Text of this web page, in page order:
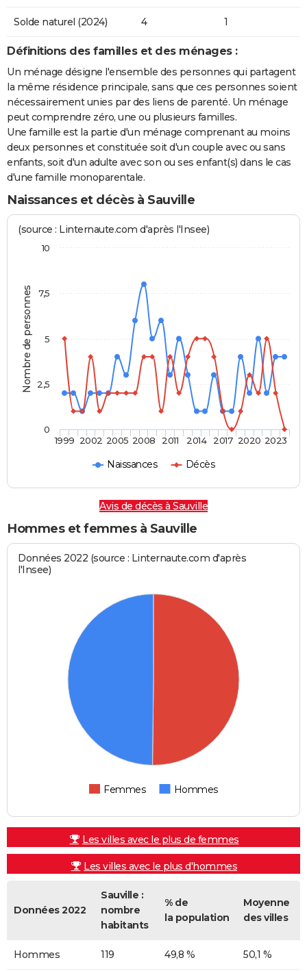
Solde naturel (2024) 4 1
Définitions des familles et des ménages :
Un ménage désigne l'ensemble des personnes qui partagent
la même résidence principale, sans que ces personnes soient
nécessairement unies par des liens de parenté. Un ménage
peut comprendre zéro, une ou plusieurs familles.
Une famille est la partie d'un ménage comprenant au moins
deux personnes et constituée soit d'un couple avec ou sans
enfants, soit d'un adulte avec son ou ses enfant(s) dans le cas
d'une famille monoparentale.
Naissances et décès à Sauville
Nombre de personnes
(source : Linternaute.com d'après l'Insee)
Naissances Décès
1999 2002 2005 2008 2011 2014 2017 2020 2023
0
2,5
5
7,5
10
Avis de décès à Sauville
Hommes et femmes à Sauville
Données 2022 (source : Linternaute.com d'après
l'Insee)
Femmes Hommes
Les villes avec le plus de femmes
Les villes avec le plus d'hommes
Données 2022
Sauville :
nombre
habitants
% de
la population
Moyenne
des villes
Hommes 119 49,8 % 50,1 %